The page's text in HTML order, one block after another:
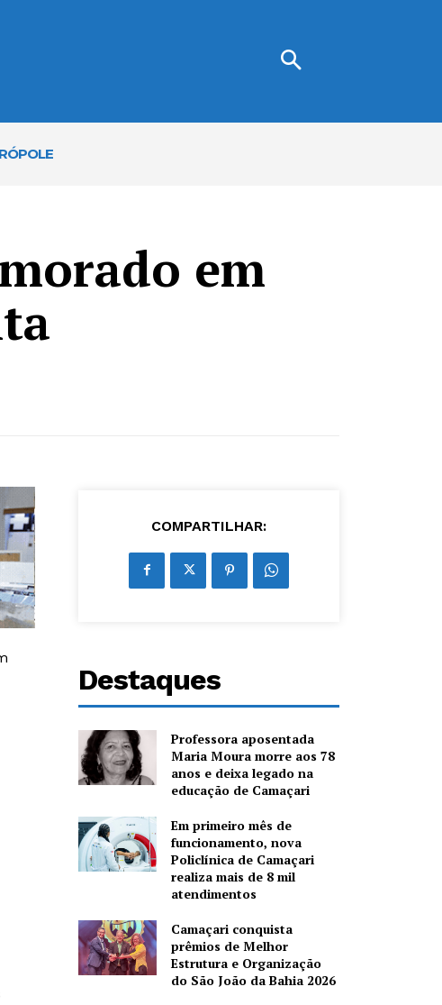
em
COMPARTILHAR:
Destaques
Professora aposentada
Maria Moura morre aos 78
anos e deixa legado na
educação de Camaçari
Em primeiro mês de
funcionamento, nova
Policlínica de Camaçari
realiza mais de 8 mil
atendimentos
Camaçari conquista
prêmios de Melhor
Estrutura e Organização
do São João da Bahia 2026